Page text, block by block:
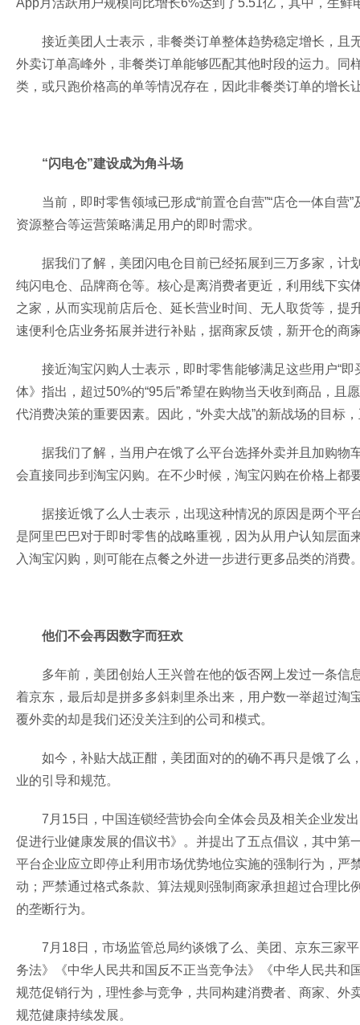
App月活跃用户规模同比增长6%达到了5.51亿，其中，生
接近美团人士表示，非餐类订单整体趋势稳定增长，且
外卖订单高峰外，非餐类订单能够匹配其他时段的运力。
类，或只跑价格高的单等情况存在，因此非餐类订单的增长
“闪电仓”建设成为角斗场
当前，即时零售领域已形成“前置仓自营”“店仓一体自
资源整合等运营策略满足用户的即时需求。
据我们了解，美团闪电仓目前已经拓展到三万多家，
纯闪电仓、品牌商仓等。核心是离消费者更近，利用线下
之家，从而实现前店后仓、延长营业时间、无人取货等，
速便利仓店业务拓展并进行补贴，据商家反馈，新开仓的商
接近淘宝闪购人士表示，即时零售能够满足这些用户“
体》指出，超过50%的“95后”希望在购物当天收到商品，且
代消费决策的重要因素。因此，“外卖大战”的新战场的目标
据我们了解，当用户在饿了么平台选择外卖并且加购物
会直接同步到淘宝闪购。在不少时候，淘宝闪购在价格上都
据接近饿了么人士表示，出现这种情况的原因是两个平
是阿里巴巴对于即时零售的战略重视，因为从用户认知层
入淘宝闪购，则可能在点餐之外进一步进行更多品类的消费
他们不会再因数字而狂欢
多年前，美团创始人王兴曾在他的饭否网上发过一条
着京东，最后却是拼多多斜刺里杀出来，用户数一举超过
覆外卖的却是我们还没关注到的公司和模式。
如今，补贴大战正酣，美团面对的的确不再只是饿了么
业的引导和规范。
7月15日，中国连锁经营协会向全体会员及相关企业发
促进行业健康发展的倡议书》。并提出了五点倡议，其中
平台企业应立即停止利用市场优势地位实施的强制行为，严
动；严禁通过格式条款、算法规则强制商家承担超过合理比
的垄断行为。
7月18日，市场监管总局约谈饿了么、美团、京东三家
务法》《中华人民共和国反不正当竞争法》《中华人民共
规范促销行为，理性参与竞争，共同构建消费者、商家、
规范健康持续发展。